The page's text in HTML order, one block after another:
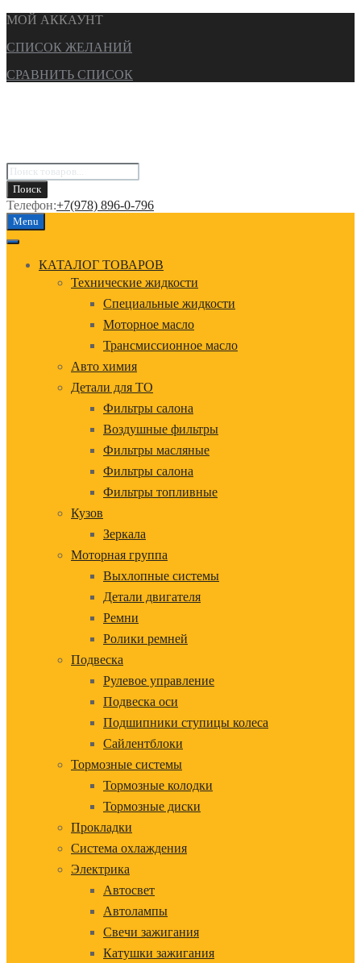
МОЙ АККАУНТ
СПИСОК ЖЕЛАНИЙ
СРАВНИТЬ СПИСОК
Поиск
товаров
Поиск
Телефон:+7(978) 896-0-796
Перейти
к
содержанию
Menu
КАТАЛОГ ТОВАРОВ
Технические жидкости
Специальные жидкости
Моторное масло
Трансмиссионное масло
Авто химия
Детали для ТО
Фильтры салона
Воздушные фильтры
Фильтры масляные
Фильтры салона
Фильтры топливные
Кузов
Зеркала
Моторная группа
Выхлопные системы
Детали двигателя
Ремни
Ролики ремней
Подвеска
Рулевое управление
Подвеска оси
Подшипники ступицы колеса
Сайлентблоки
Тормозные системы
Тормозные колодки
Тормозные диски
Прокладки
Система охлаждения
Электрика
Автосвет
Автолампы
Свечи зажигания
Катушки зажигания